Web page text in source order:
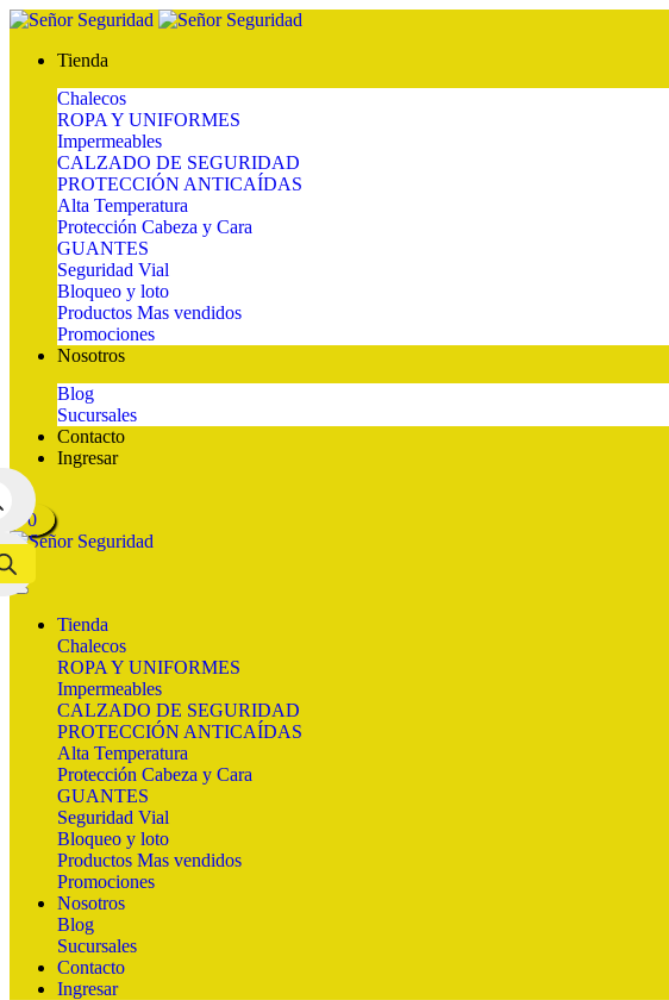
Tienda
Chalecos
ROPA Y UNIFORMES
Impermeables
CALZADO DE SEGURIDAD
PROTECCIÓN ANTICAÍDAS
Alta Temperatura
Protección Cabeza y Cara
GUANTES
Seguridad Vial
Bloqueo y loto
Productos Mas vendidos
Promociones
Nosotros
Blog
Sucursales
Contacto
Ingresar
0
Tienda
Chalecos
ROPA Y UNIFORMES
Impermeables
CALZADO DE SEGURIDAD
PROTECCIÓN ANTICAÍDAS
Alta Temperatura
Protección Cabeza y Cara
GUANTES
Seguridad Vial
Bloqueo y loto
Productos Mas vendidos
Promociones
Nosotros
Blog
Sucursales
Contacto
Ingresar